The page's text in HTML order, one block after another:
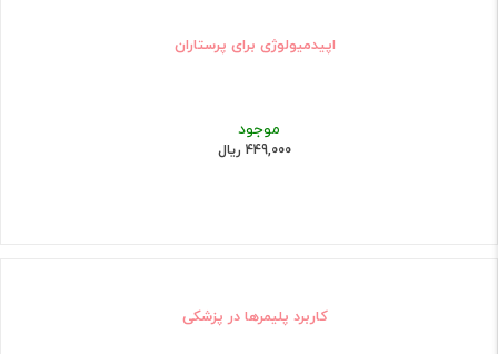
اپیدمیولوژی برای پرستاران
موجود
449,000 ریال
کاربرد پلیمرها در پزشکی